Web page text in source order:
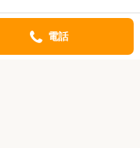
電話